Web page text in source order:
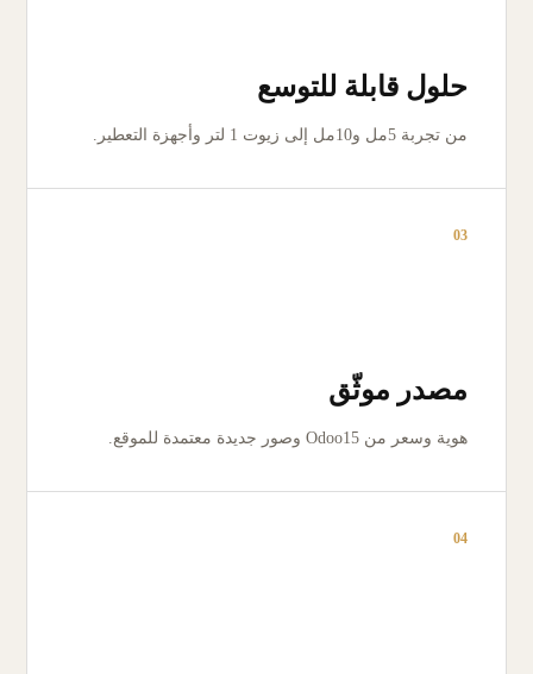
حلول قابلة للتوسع
من تجربة 5مل و10مل إلى زيوت 1 لتر وأجهزة التعطير.
03
مصدر موثّق
هوية وسعر من Odoo15 وصور جديدة معتمدة للموقع.
04